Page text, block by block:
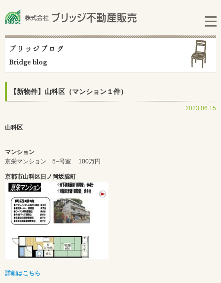
ブリッジブログ
Bridge blog
【新物件】山科区（マンション１件）
2023.06.15
山科区
マンション
京栄マンション 5–号室 100万円
京都市山科区日ノ岡坂脇町
詳細はこちら